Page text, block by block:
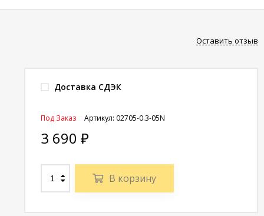
Оставить отзыв
Доставка СДЭК
Артикул: 02705-0.3-05N
Под Заказ
3 690 ₽
В корзину